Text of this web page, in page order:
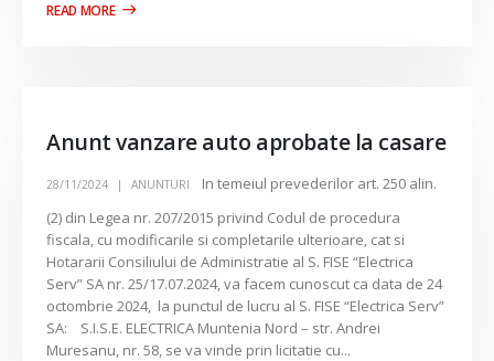
Anunt vanzare auto aprobate la casare
28/11/2024 ANUNTURI
In temeiul prevederilor art. 250 alin.
(2) din Legea nr. 207/2015 privind Codul de procedura
fiscala, cu modificarile si completarile ulterioare, cat si
Hotararii Consiliului de Administratie al S. FISE “Electrica
Serv” SA nr. 25/17.07.2024, va facem cunoscut ca data de 24
octombrie 2024, la punctul de lucru al S. FISE “Electrica Serv”
SA: S.I.S.E. ELECTRICA Muntenia Nord – str. Andrei
Muresanu, nr. 58, se va vinde prin licitatie cu...